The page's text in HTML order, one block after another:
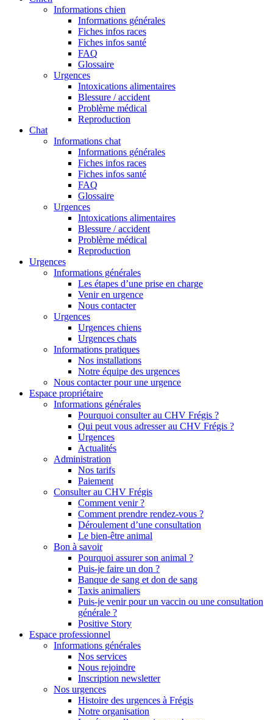
Informations chien
Informations générales
Fiches infos races
Fiches infos santé
FAQ
Glossaire
Urgences
Intoxications alimentaires
Blessure / accident
Problème médical
Reproduction
Chat
Informations chat
Informations générales
Fiches infos races
Fiches infos santé
FAQ
Glossaire
Urgences
Intoxications alimentaires
Blessure / accident
Problème médical
Reproduction
Urgences
Informations générales
Les étapes d’une prise en charge
Venir en urgence
Nous contacter
Urgences
Urgences chiens
Urgences chats
Informations pratiques
Nos installations
Notre équipe des urgences
Nous contacter pour une urgence
Espace propriétaire
Informations générales
Pourquoi consulter au CHV Frégis ?
Qui peut vous adresser au CHV Frégis ?
Urgences
Actualités
Administration
Nos tarifs
Paiement
Consulter au CHV Frégis
Comment venir ?
Comment prendre rendez-vous ?
Déroulement d’une consultation
Le bien-être animal
Bon à savoir
Pourquoi assurer son animal ?
Puis-je faire un don ?
Banque de sang et don de sang
Taxis animaliers
Puis-je venir pour un vaccin ou une consultation
générale ?
Positive Story
Espace professionnel
Informations générales
Nos services
Nous rejoindre
Inscription newsletter
Nos urgences
Histoire des urgences à Frégis
Notre organisation